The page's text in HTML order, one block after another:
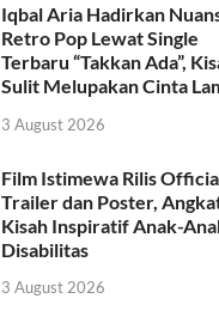
Iqbal Aria Hadirkan
Retro Pop Lewat Single
Terbaru “Takkan Ada”,
Sulit Melupakan Cinta
3 August 2026
Film Istimewa Rilis
Trailer dan Poster,
Kisah Inspiratif Anak-
Disabilitas
3 August 2026